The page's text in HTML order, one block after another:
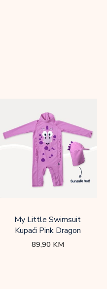
My Little Swimsuit
Kupaći Pink Dragon
89,90 KM